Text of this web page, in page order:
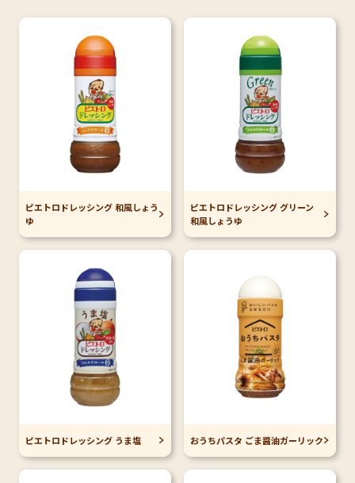
ピエトロドレッシング 和風しょう
ゆ
ピエトロドレッシング グリーン
和風しょうゆ
ピエトロドレッシング うま塩 おうちパスタ ごま醤油ガーリック